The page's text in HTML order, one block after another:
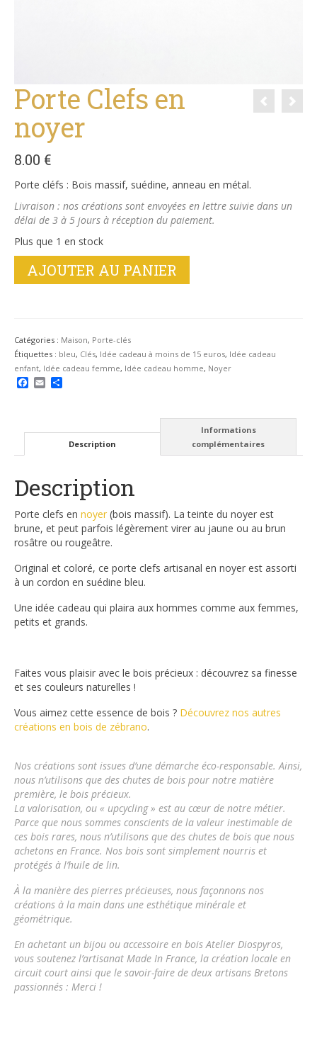
Porte Clefs en
noyer
8.00 €
Porte cléfs : Bois massif, suédine, anneau en métal.
Livraison : nos créations sont envoyées en lettre suivie dans un
délai de 3 à 5 jours à réception du paiement.
Plus que 1 en stock
quantité
AJOUTER AU PANIER
Catégories : Maison, Porte-clés
Étiquettes : bleu, Clés, Idée cadeau à moins de 15 euros, Idée cadeau
enfant, Idée cadeau femme, Idée cadeau homme, Noyer
Facebook
Email
Description
Informations
complémentaires
Description
Porte clefs en noyer (bois massif). La teinte du noyer est
brune, et peut parfois légèrement virer au jaune ou au brun
rosâtre ou rougeâtre.
Original et coloré, ce porte clefs artisanal en noyer est assorti
à un cordon en suédine bleu.
Une idée cadeau qui plaira aux hommes comme aux femmes,
petits et grands.
Faites vous plaisir avec le bois précieux : découvrez sa finesse
et ses couleurs naturelles !
Vous aimez cette essence de bois ? Découvrez nos autres
créations en bois de zébrano.
Nos créations sont issues d’une démarche éco-responsable. Ainsi,
nous n’utilisons que des chutes de bois pour notre matière
première, le bois précieux.
La valorisation, ou « upcycling » est au cœur de notre métier.
Parce que nous sommes conscients de la valeur inestimable de
ces bois rares, nous n’utilisons que des chutes de bois que nous
achetons en France. Nos bois sont simplement nourris et
protégés à l’huile de lin.
À la manière des pierres précieuses, nous façonnons nos
créations à la main dans une esthétique minérale et
géométrique.
En achetant un bijou ou accessoire en boisAtelier Diospyros,
vous soutenez l’artisanat Made In France, la création locale en
circuit court ainsi que le savoir-faire de deux artisans Bretons
passionnés : Merci !